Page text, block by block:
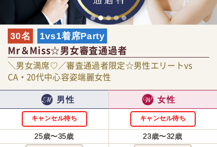
30名 1vs1着席Party
Mr＆Miss☆男女審査通過者
＼男女満席♡／審査通過者限定☆男性エリートvs
CA・20代中心容姿端麗女性
男性
キャンセル待ち
25歳〜35歳
女性
キャンセル待ち
23歳〜32歳